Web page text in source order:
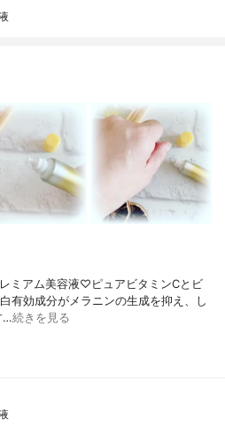
ミアム美容液♡ピュアビタミンCとビ
有効成分がメラニンの生成を抑え、し
…続きを見る